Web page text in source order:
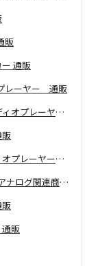
販
通販
レーヤー 通販
ストリーミングオーディオプレーヤー 通販
ネットワークオーディオプレーヤー 通販
アナログプレーヤー/アナログ関連商品 通販
販